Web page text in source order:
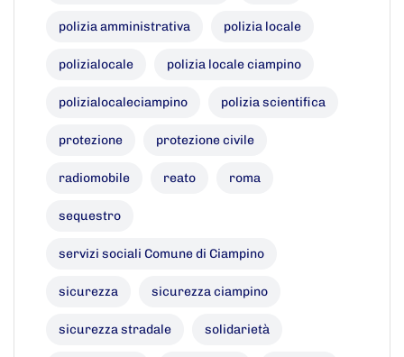
polizia amministrativa polizia locale
polizialocale polizia locale ciampino
polizialocaleciampino polizia scientifica
protezione protezione civile
radiomobile reato roma
sequestro
servizi sociali Comune di Ciampino
sicurezza sicurezza ciampino
sicurezza stradale solidarietà